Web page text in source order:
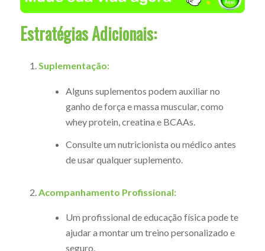
Estratégias Adicionais:
Suplementação:
Alguns suplementos podem auxiliar no
ganho de força e massa muscular, como
whey protein, creatina e BCAAs.
Consulte um nutricionista ou médico antes
de usar qualquer suplemento.
Acompanhamento Profissional:
Um profissional de educação física pode te
ajudar a montar um treino personalizado e
seguro.